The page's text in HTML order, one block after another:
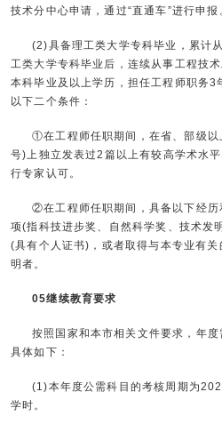
技术分中心申请，通过“直通车”进行申报
(2)具备理工类大学专科毕业，累计
工类大学专科毕业后，连续从事工程技
本科毕业及以上学历，担任工程师职务
以下二个条件：
①在工程师任职期间，在省、部级以
号)上独立发表过2篇以上有较高学术水
行专家认可。
②在工程师任职期间，具备以下经历
项(指科技进步奖、自然科学奖、技术发
(具有个人证书)，或者取得与本专业有
明者。
05继续教育要求
按照国家和本市相关文件要求，年
具体如下：
(1)本年度公需科目的考核周期为
学时。